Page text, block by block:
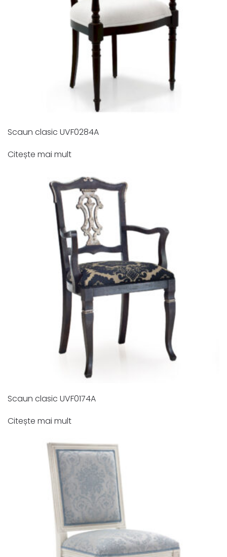
Scaun clasic UVF0284A
Citește mai mult
Scaun clasic UVF0174A
Citește mai mult